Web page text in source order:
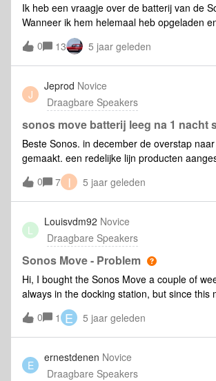
Ik heb een vraagje over de batterij van de
Wanneer ik hem helemaal heb opgeladen
gebruik uitschakel met de knop aan de
batterij toch leeg. Enig idee?
0 13 5 jaar geleden
J
Jeprod Novice
Draagbare Speakers
sonos move batterij leeg na 1 nacht
Beste Sonos. in december de overstap
gemaakt. een redelijke lijn producten
erg tevreden. Echter de Move….. de batterij
Na een nacht niet op de lader is deze de
LEEG! kunnen jullie mij helpen een
vind het indrukken van een knop voor 5
echt een optie elke keer voor een product
portable zou moeten zijn.
0 7 I 5 jaar geleden
L
Louisvdm92 Novice
Draagbare Speakers
Sonos Move - Problem
Hi, I bought the Sonos Move a couple of
always in the docking station, but since this
unable to power it up. When remove it and
te station, there a orange light that
seconds and it's gone. Someone who know
problem is and how it can be
0 1 E 5 jaar geleden
E
ernestdenen Novice
Draagbare Speakers